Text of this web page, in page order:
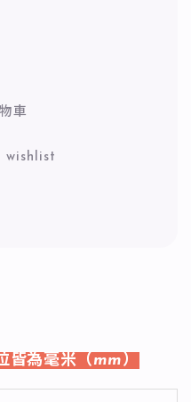
車
皆為毫米（mm）